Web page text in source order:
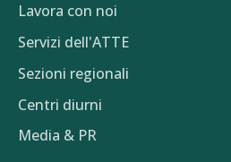
Lavora con noi
Servizi dell'ATTE
Sezioni regionali
Centri diurni
Media & PR